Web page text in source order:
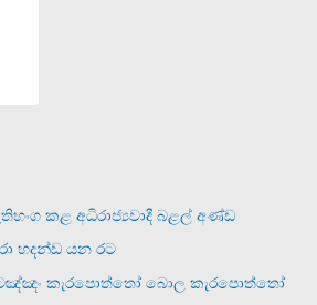
කළ අධිරාජ්‍යවාදී බළල් අණ්ඩ
හදන්ඩ යන රට
කැරපොත්තෝ බොල කැරපොත්තෝ